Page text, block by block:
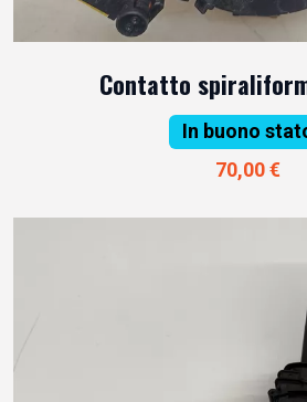
Contatto
In buono
70,00 €